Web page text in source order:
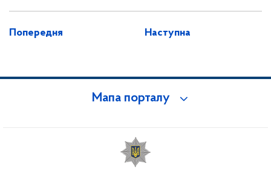
Попередня Наступна
Мапа порталу